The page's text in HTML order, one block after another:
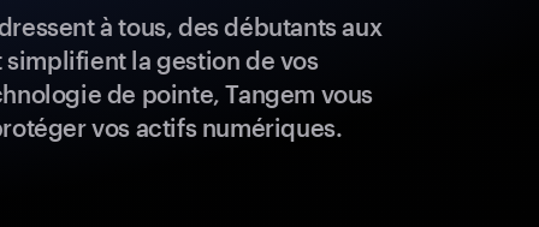
à tous, des débutants aux
la gestion de vos
de pointe, Tangem vous
vos actifs numériques.